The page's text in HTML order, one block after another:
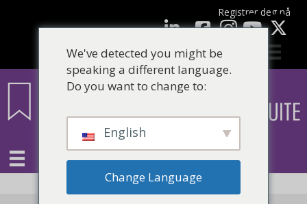
Registrer deg nå
LinkedInFacebook YouTube
We've detected you might be
speaking a different language.
Do you want to change to:
English
Change Language